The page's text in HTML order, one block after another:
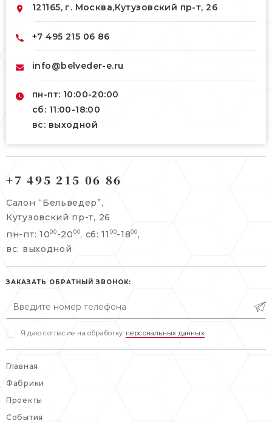
121165, г. Москва,Кутузовский пр-т, 26
+7 495 215 06 86
info@belveder-e.ru
пн-пт: 10:00-20:00
сб: 11:00-18:00
вс: выходной
info@belveder-e.ru
пн-пт: 10:00-20:00
сб, вс: выходной
Берсеневский переулок, 3/10с7
+7 495 477 45 43
info@belveder-e.ru
пн-пт: 10:00-19:00
сб: выходной
+7 495 215 06 86
Салон “Бельведер”,
Кутузовский пр-т, 26
пн-пт: 1000 -20 00, сб: 11 00-1800 ,
вс: выходной
ЗАКАЗАТЬ ОБРАТНЫЙ ЗВОНОК:
Я даю согласие на обработку персональных данных
Главная
Фабрики
Проекты
События